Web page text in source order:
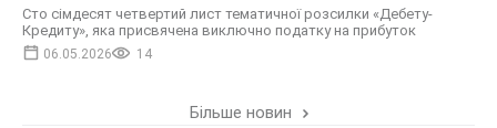
Сто сімдесят четвертий лист тематичної розсилки «Дебету-
Кредиту», яка присвячена виключно податку на прибуток
06.05.2026 14
Більше новин